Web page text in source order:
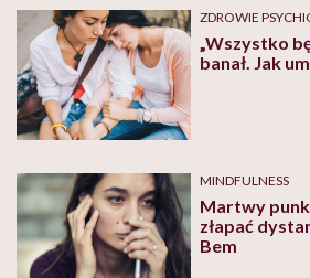
ZDROWIE
„Wszystko
banał. Jak
MINDFULNESS
Martwy
złapać
Bem